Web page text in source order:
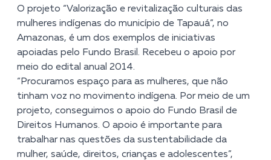
O projeto “Valorização e revitalização culturais das
mulheres indígenas do município de Tapauá”, no
Amazonas, é um dos exemplos de iniciativas
apoiadas pelo Fundo Brasil. Recebeu o apoio por
meio do edital anual 2014.
“Procuramos espaço para as mulheres, que não
tinham voz no movimento indígena. Por meio de um
projeto, conseguimos o apoio do Fundo Brasil de
Direitos Humanos. O apoio é importante para
trabalhar nas questões da sustentabilidade da
mulher, saúde, direitos, crianças e adolescentes”,